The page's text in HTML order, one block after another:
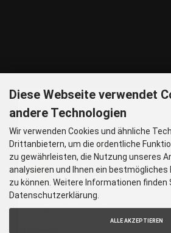
GOOGLE MAPS
Diese Webseite verwendet
andere Technologien
Wir verwenden Cookies und ähnliche
Drittanbietern, um die ordentliche
zu gewährleisten, die Nutzung unseres
analysieren und Ihnen ein
zu können. Weitere Informationen finden
Datenschutzerklärung.
ALLE AKZEPTIEREN